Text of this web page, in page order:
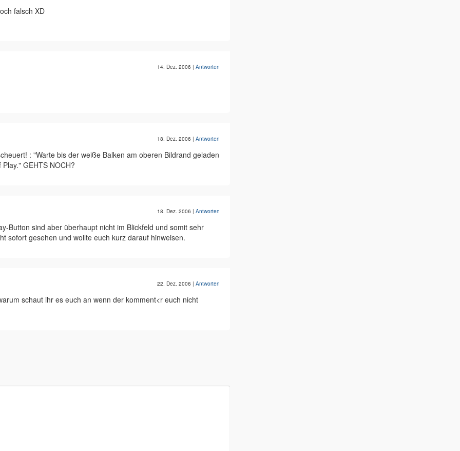
falsch XD
14. Dez. 2006 | Antworten
18. Dez. 2006 | Antworten
: "Warte bis der weiße Balken am oberen Bildrand geladen
GEHTS NOCH?
18. Dez. 2006 | Antworten
Button sind aber überhaupt nicht im Blickfeld und somit sehr
sofort gesehen und wollte euch kurz darauf hinweisen.
22. Dez. 2006 | Antworten
schaut ihr es euch an wenn der komment<r euch nicht